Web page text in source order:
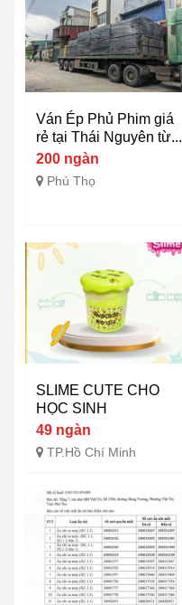
Ván Ép Phủ Phim giá
rẻ tại Thái Nguyên từ...
200 ngàn
Phú Thọ
SLIME CUTE CHO
HỌC SINH
49 ngàn
TP.Hồ Chí Minh